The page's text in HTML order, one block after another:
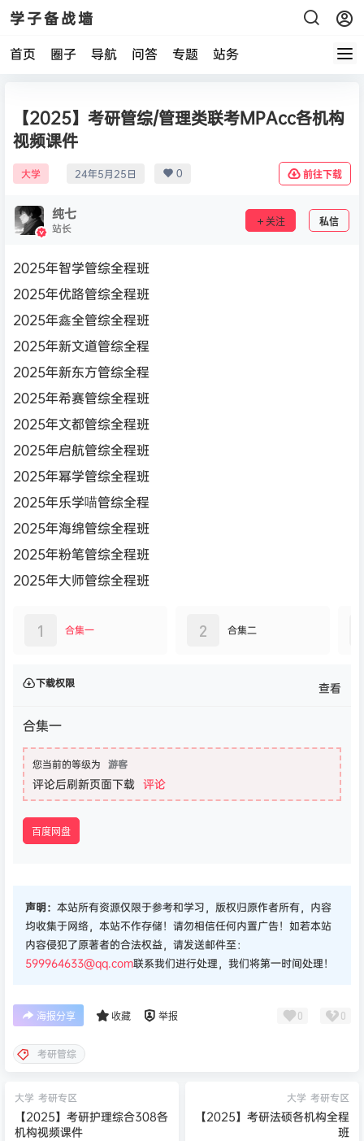
学子备战墙
首页 圈子 导航 问答 专题 站务
【2025】考研管综/管理类联考MPAcc各机构
视频课件
大学 24年5月25日 0 前往下载
纯七
站长 关注 私信
2025年智学管综全程班
2025年优路管综全程班
2025年鑫全管综全程班
2025年新文道管综全程
2025年新东方管综全程
2025年希赛管综全程班
2025年文都管综全程班
2025年启航管综全程班
2025年幂学管综全程班
2025年乐学喵管综全程
2025年海绵管综全程班
2025年粉笔管综全程班
2025年大师管综全程班
合集一
1 合集二
2
下载权限 查看
合集一
您当前的等级为 游客
评论后刷新页面下载 评论
百度网盘
声明： 本站所有资源仅限于参考和学习，版权归原作者所有，内容
均收集于网络，本站不作存储！请勿相信任何内置广告！如若本站
内容侵犯了原著者的合法权益，请发送邮件至：
599964633@qq.com联系我们进行处理，我们将第一时间处理！
海报分享 收藏 举报 0 0
考研管综
大学 考研专区
【2025】考研护理综合308各
机构视频课件
大学 考研专区
【2025】考研法硕各机构全程
班